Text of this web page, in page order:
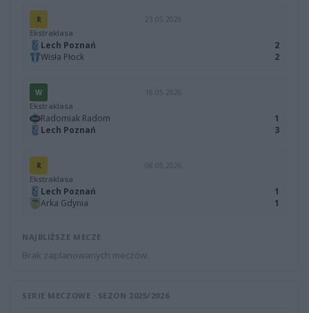
R 23.05.2026
Ekstraklasa
Lech Poznań
2
Wisła Płock
2
W 16.05.2026
Ekstraklasa
Radomiak Radom
1
Lech Poznań
3
R 08.05.2026
Ekstraklasa
Lech Poznań
1
Arka Gdynia
1
NAJBLIŻSZE MECZE
Brak zaplanowanych meczów.
SERIE MECZOWE · SEZON 2025/2026